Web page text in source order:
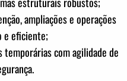
ampliações e operações
e eficiente;
com agilidade de